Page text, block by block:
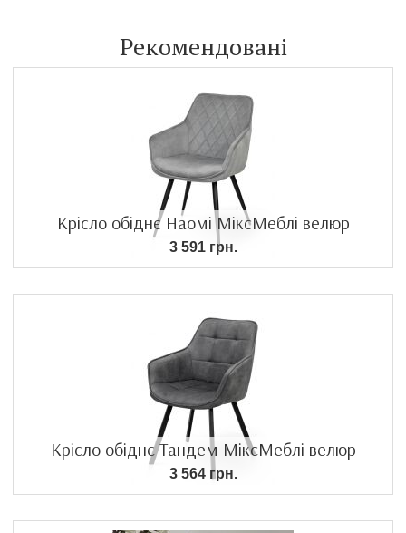
Рекомендовані
Крісло обіднє Наомі МіксМеблі велюр
3 591 грн.
Крісло обіднє Тандем МіксМеблі велюр
3 564 грн.